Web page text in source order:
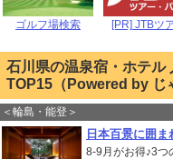
ゴルフ場検索 [PR] JTBツ
石川県の温泉宿・ホテル
TOP15（Powered by じ
＜輪島・能登＞
日本百景に囲
8-9月がお得♪3つ